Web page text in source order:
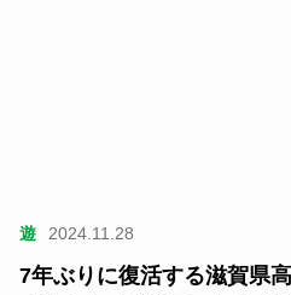
遊 2024.11.28
7年ぶりに復活する滋賀県